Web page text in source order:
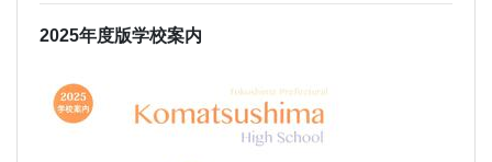
2025年度版学校案内